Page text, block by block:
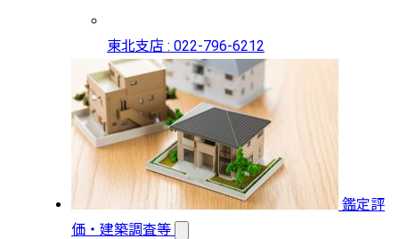
東北支店 : 022-796-6212
鑑定評
価・建築調査等